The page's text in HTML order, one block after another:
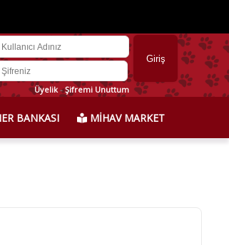
Üyelik-Şifremi Unuttum
BANKASI MİHAV MARKET